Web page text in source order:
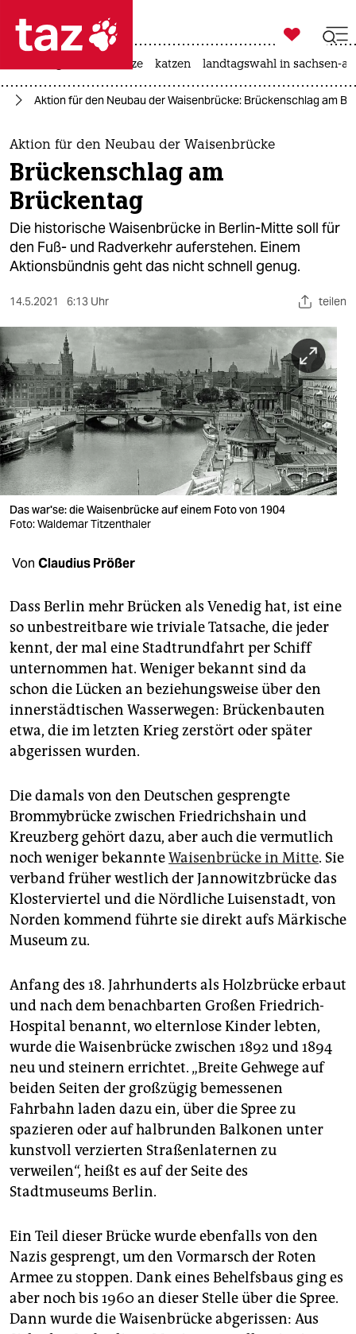
 taz zahl ich
taz zahl ich
themen
politik
öko
gesellschaft
sport
berlin
nord
wahrheit
verlag
verlag
veranstaltungen
shop
unterstützen
abo
genossenschaft
epaper login

taz zahl ich
hitze katzen landtagswahl in sachsen-
Aktion für den Neubau der Waisenbrücke: Brückenschlag am
Aktion für den Neubau der Waisenbrücke
Brückenschlag am
Brückentag
Die historische Waisenbrücke in Berlin-Mitte soll für
den Fuß- und Radverkehr auferstehen. Einem
Aktionsbündnis geht das nicht schnell genug.
14.5.2021 6:13 Uhr teilen
Das war'se: die Waisenbrücke auf einem Foto von 1904
Foto: Waldemar Titzenthaler
Von Claudius Prößer
Dass Berlin mehr Brücken als Venedig hat, ist eine
so unbestreitbare wie triviale Tatsache, die jeder
kennt, der mal eine Stadtrundfahrt per Schiff
unternommen hat. Weniger bekannt sind da
schon die Lücken an beziehungsweise über den
innerstädtischen Wasserwegen: Brückenbauten
etwa, die im letzten Krieg zerstört oder später
abgerissen wurden.
Die damals von den Deutschen gesprengte
Brommybrücke zwischen Friedrichshain und
Kreuzberg gehört dazu, aber auch die vermutlich
noch weniger bekannteWaisenbrücke in Mitte. Sie
verband früher westlich der Jannowitzbrücke das
Klosterviertel und die Nördliche Luisenstadt, von
Norden kommend führte sie direkt aufs Märkische
Museum zu.
Anfang des 18. Jahrhunderts als Holzbrücke erbaut
und nach dem benachbarten Großen Friedrich-
Hospital benannt, wo elternlose Kinder lebten,
wurde die Waisenbrücke zwischen 1892 und 1894
neu und steinern errichtet. „Breite Gehwege auf
beiden Seiten der großzügig bemessenen
Fahrbahn laden dazu ein, über die Spree zu
spazieren oder auf halbrunden Balkonen unter
kunstvoll verzierten Straßenlaternen zu
verweilen“, heißt es auf der Seite des
Stadtmuseums Berlin.
Ein Teil dieser Brücke wurde ebenfalls von den
Nazis gesprengt, um den Vormarsch der Roten
Armee zu stoppen. Dank eines Behelfsbaus ging es
aber noch bis 1960 an dieser Stelle über die Spree.
Dann wurde die Waisenbrücke abgerissen: Aus